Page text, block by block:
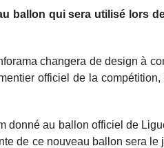
ballon qui sera utilisé lors
changera de design à
officiel de la
au ballon officiel de
de ce nouveau ballon sera